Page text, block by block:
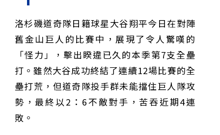
洛杉磯道奇隊日籍球星大谷翔平今日在對陣
舊金山巨人的比賽中，展現了令人驚嘆的
「怪力」，擊出睽違已久的本季第7支全壘
打。雖然大谷成功終結了連續12場比賽的全
壘打荒，但道奇隊投手群未能擋住巨人隊攻
勢，最終以2：6不敵對手，苦吞近期4連
敗。